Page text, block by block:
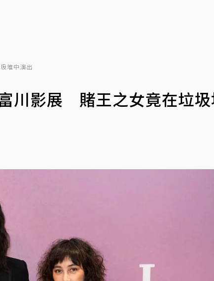
堆中演出
川影展 賭王之女竟在垃